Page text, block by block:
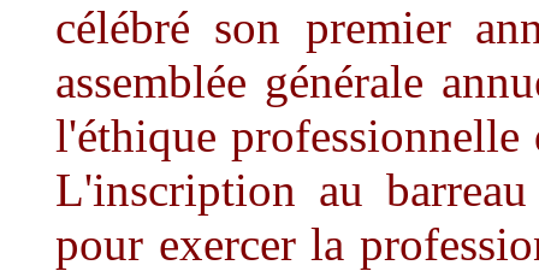
célébré son premier
assemblée générale
l'éthique
L'inscription au
pour exercer la